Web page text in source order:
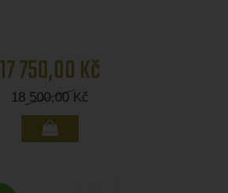
17 750,00 Kč
18 500,00 Kč